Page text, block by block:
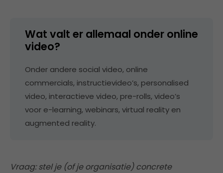
Wat valt er allemaal onder online
video?
Onder andere social video, online
commercials, instructievideo’s, personalised
video, interactieve video, pre-rolls, video’s
voor e-learning, webinars, virtual reality en
augmented reality.
Vraag: stel je (of je organisatie) concrete